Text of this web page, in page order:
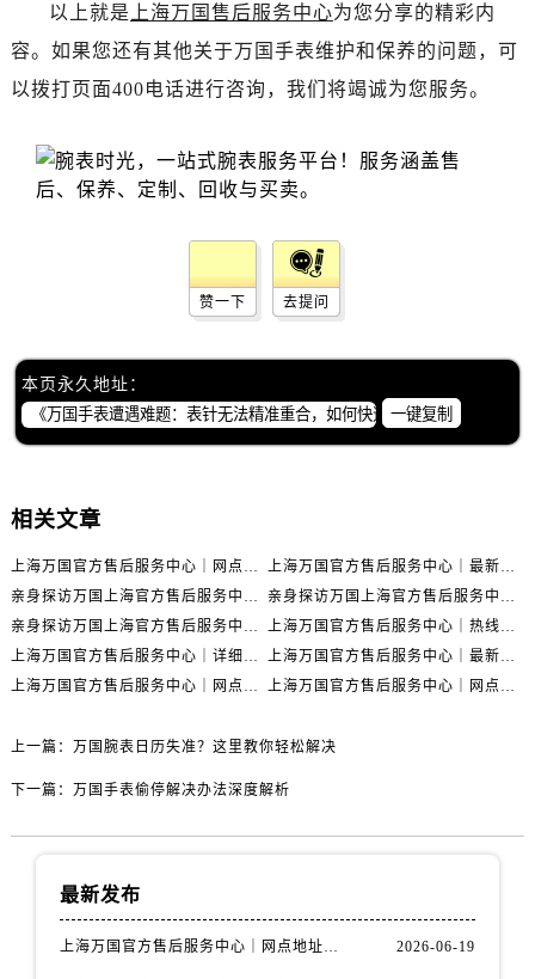
以上就是 上海万国售后服务中心为您分享的精彩内
容。如果您还有其他关于万国手表维护和保养的问题，可
以拨打页面400电话进行咨询，我们将竭诚为您服务。
赞一下 去提问
本页永久地址：
一键复制
相关文章
上海万国官方售后服务中心｜网点地址与官方联系电话权威信息公示（2026年6月最新）
上海万国官方售后服务中心｜最新地址与客服热线权威信息公示（2026年6月最新）
亲身探访万国上海官方售后服务中心｜全新维修门店地址及电话（2026年6月最新）
亲身探访万国上海官方售后服务中心｜最新电话及地址（2026年6月最新）
亲身探访万国上海官方售后服务中心｜网点地址与客服电话（2026年6月最新）
上海万国官方售后服务中心｜热线电话与网点地址权威信息公示（2026年6月最新）
上海万国官方售后服务中心｜详细地址与售后电话权威信息公示（2026年6月最新）
上海万国官方售后服务中心｜最新电话及地址权威信息公示（2026年6月最新）
上海万国官方售后服务中心｜网点地址及热线权威信息公示（2026年6月最新）
上海万国官方售后服务中心｜网点地址与服务热线权威信息公示（2026年6月最新）
上一篇： 万国腕表日历失准？这里教你轻松解决
下一篇： 万国手表偷停解决办法深度解析
最新发布
上海万国官方售后服务中心｜网点地址与官方联系电话权威信息公示（2026年6月最新） 2026-06-19